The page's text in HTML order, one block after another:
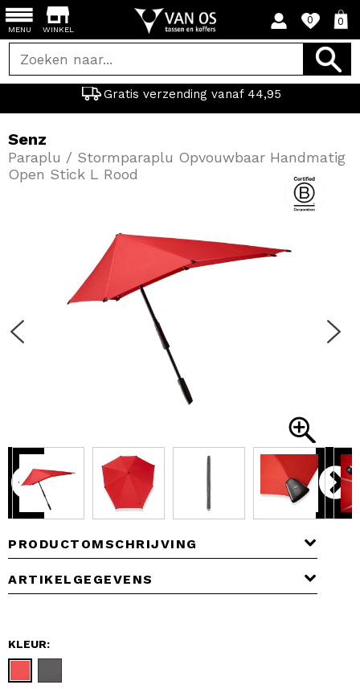
WINKEL
0 0
Gratis verzending vanaf 44,95
MENU
PRODUCTOMSCHRIJVING
ARTIKELGEGEVENS
Senz
Paraplu / Stormparaplu Opvouwbaar Handmatig
Open Stick L Rood
KLEUR: